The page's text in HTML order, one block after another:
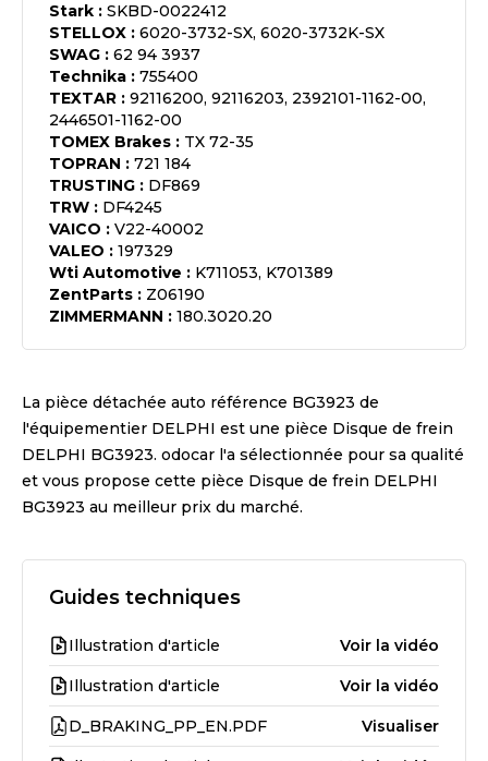
Stark : SKBD-0022412
STELLOX : 6020-3732-SX, 6020-3732K-SX
SWAG : 62 94 3937
Technika : 755400
TEXTAR : 92116200, 92116203, 2392101-1162-00,
2446501-1162-00
TOMEX Brakes : TX 72-35
TOPRAN : 721 184
TRUSTING : DF869
TRW : DF4245
VAICO : V22-40002
VALEO : 197329
Wti Automotive : K711053, K701389
ZentParts : Z06190
ZIMMERMANN : 180.3020.20
La pièce détachée auto référence BG3923 de
l'équipementier DELPHI est une pièce Disque de frein
DELPHI BG3923. odocar l'a sélectionnée pour sa qualité
et vous propose cette pièce Disque de frein DELPHI
BG3923 au meilleur prix du marché.
Guides techniques
Illustration d'article Voir la vidéo
Illustration d'article Voir la vidéo
D_BRAKING_PP_EN.PDF Visualiser